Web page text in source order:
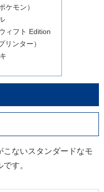
ケモン）
ィフト Edition
リンター）
こないスタンダードなモ
す。